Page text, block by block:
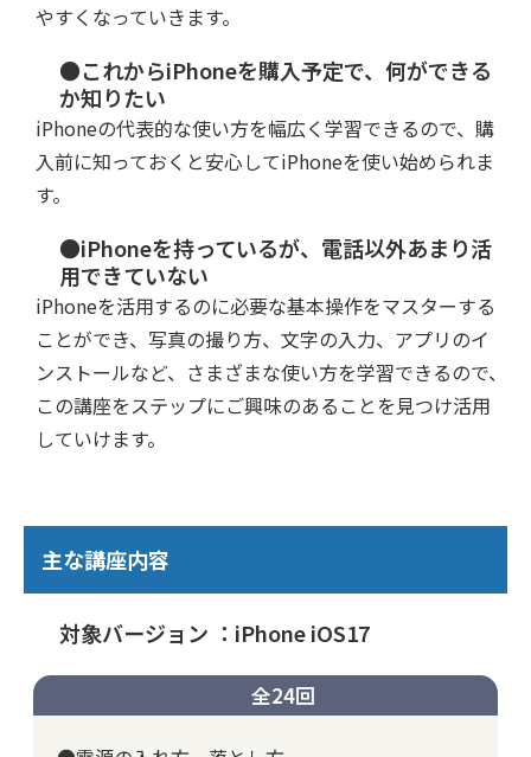
やすくなっていきます。
●これからiPhoneを購入予定で、何ができる
か知りたい
iPhoneの代表的な使い方を幅広く学習できるので、購
入前に知っておくと安心してiPhoneを使い始められま
す。
●iPhoneを持っているが、電話以外あまり活
用できていない
iPhoneを活用するのに必要な基本操作をマスターする
ことができ、写真の撮り方、文字の入力、アプリのイ
ンストールなど、さまざまな使い方を学習できるので、
この講座をステップにご興味のあることを見つけ活用
していけます。
主な講座内容
対象バージョン ：iPhone iOS17
全24回